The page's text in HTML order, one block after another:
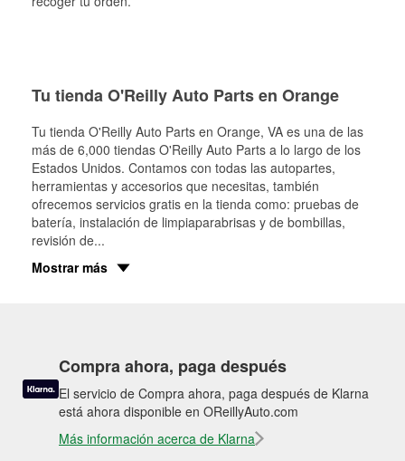
Tu tienda O'Reilly Auto Parts en Orange
Tu tienda O'Reilly Auto Parts en Orange, VA es una de las
más de 6,000 tiendas O'Reilly Auto Parts a lo largo de los
Estados Unidos. Contamos con todas las autopartes,
herramientas y accesorios que necesitas, también
ofrecemos servicios gratis en la tienda como: pruebas de
batería, instalación de limpiaparabrisas y de bombillas,
revisión de...
Mostrar más
Compra ahora, paga después
El servicio de Compra ahora, paga después de Klarna
está ahora disponible en OReillyAuto.com
Más información acerca de Klarna